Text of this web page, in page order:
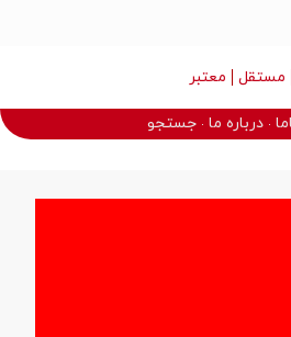
مستقل معتبر
درباره ما جستجو